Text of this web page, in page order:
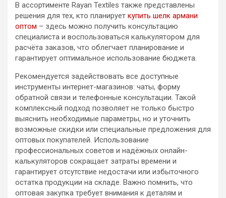
В ассортименте Rayan Textiles также представлены
решения для тех, кто планирует купить шелк армани
оптом – здесь можно получить консультацию
специалиста и воспользоваться калькулятором для
расчёта заказов, что облегчает планирование и
гарантирует оптимальное использование бюджета.
Рекомендуется задействовать все доступные
инструменты интернет-магазинов: чаты, форму
обратной связи и телефонные консультации. Такой
комплексный подход позволяет не только быстро
выяснить необходимые параметры, но и уточнить
возможные скидки или специальные предложения для
оптовых покупателей. Использование
профессиональных советов и надёжных онлайн-
калькуляторов сокращает затраты времени и
гарантирует отсутствие недостачи или избыточного
остатка продукции на складе. Важно помнить, что
оптовая закупка требует внимания к деталям и